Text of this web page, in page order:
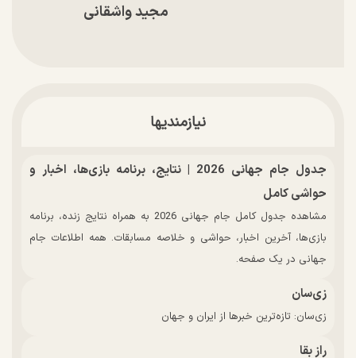
مجید واشقانی
نیازمندیها
جدول جام جهانی 2026 | نتایج، برنامه بازی‌ها، اخبار و
حواشی کامل
مشاهده جدول کامل جام جهانی 2026 به همراه نتایج زنده، برنامه
بازی‌ها، آخرین اخبار، حواشی و خلاصه مسابقات. همه اطلاعات جام
جهانی در یک صفحه.
زی‌سان
زی‌سان: تازه‌ترین خبرها از ایران و جهان
راز بقا